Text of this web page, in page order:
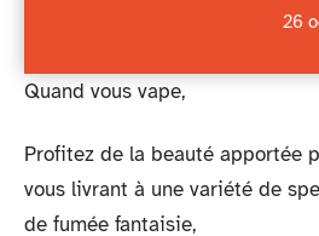
26
Quand vous vape,
Profitez de la beauté apportée
vous livrant à une variété de
de fumée fantaisie,